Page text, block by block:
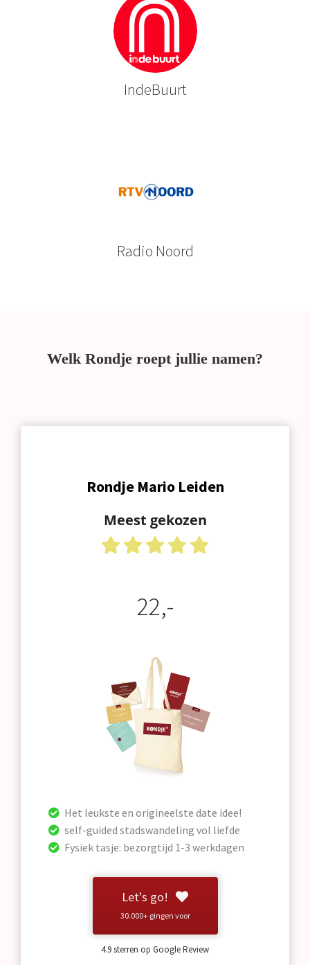
IndeBuurt
Radio Noord
Welk Rondje roept jullie namen?
Rondje Mario Leiden
Meest gekozen
22,-
Het leukste en origineelste date idee!
self-guided stadswandeling vol liefde
Fysiek tasje: bezorgtijd 1-3 werkdagen
Let's go!
30.000+ gingen voor
4.9 sterren op Google Review